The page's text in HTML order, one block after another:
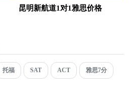
昆明新航道1对1雅思价格
托福 SAT ACT 雅思7分